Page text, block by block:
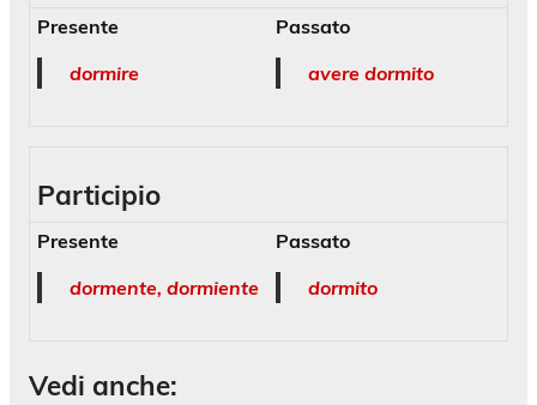
Presente
dormire
Passato
avere dormito
Participio
Presente
dormente, dormiente
Passato
dormito
Vedi anche: